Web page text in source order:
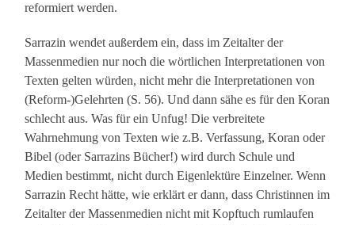
reformiert werden.
Sarrazin wendet außerdem ein, dass im Zeitalter der
Massenmedien nur noch die wörtlichen Interpretationen von
Texten gelten würden, nicht mehr die Interpretationen von
(Reform-)Gelehrten (S. 56). Und dann sähe es für den Koran
schlecht aus. Was für ein Unfug! Die verbreitete
Wahrnehmung von Texten wie z.B. Verfassung, Koran oder
Bibel (oder Sarrazins Bücher!) wird durch Schule und
Medien bestimmt, nicht durch Eigenlektüre Einzelner. Wenn
Sarrazin Recht hätte, wie erklärt er dann, dass Christinnen im
Zeitalter der Massenmedien nicht mit Kopftuch rumlaufen